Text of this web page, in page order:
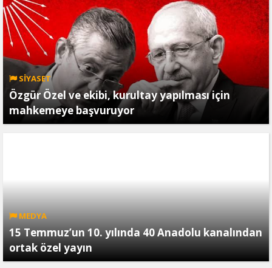
SİYASET
Özgür Özel ve ekibi, kurultay yapılması için
mahkemeye başvuruyor
MEDYA
15 Temmuz’un 10. yılında 40 Anadolu kanalından
ortak özel yayın